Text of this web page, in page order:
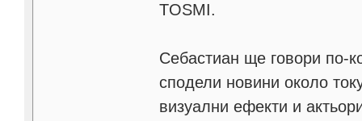
TOSMI.
Себастиан ще говори по-
сподели новини около
визуални ефекти и